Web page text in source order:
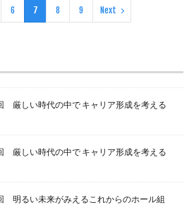
6 7 8 9 Next
厳しい時代の中で キャリア形成を考える
厳しい時代の中で キャリア形成を考える
明るい未来がみえるこれからのホール組